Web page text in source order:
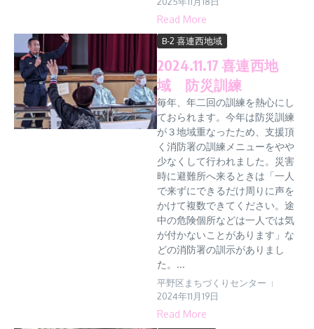
Read More
B-2 喜連西地域
2024.11.17 喜連西地
域 防災訓練
毎年、年二回の訓練を熱心にし
ておられます。今年は防災訓練
が３地域重なったため、支援頂
く消防署の訓練メニューをやや
少なくして行われました。災害
時に避難所へ来るときは「一人
で来ずにできるだけ周りに声を
かけて複数できてください。途
中の危険個所などは一人では気
が付かないことがあります」な
どの消防署の訓示がありまし
た。...
平野区まちづくりセンター
2024年11月19日
Read More